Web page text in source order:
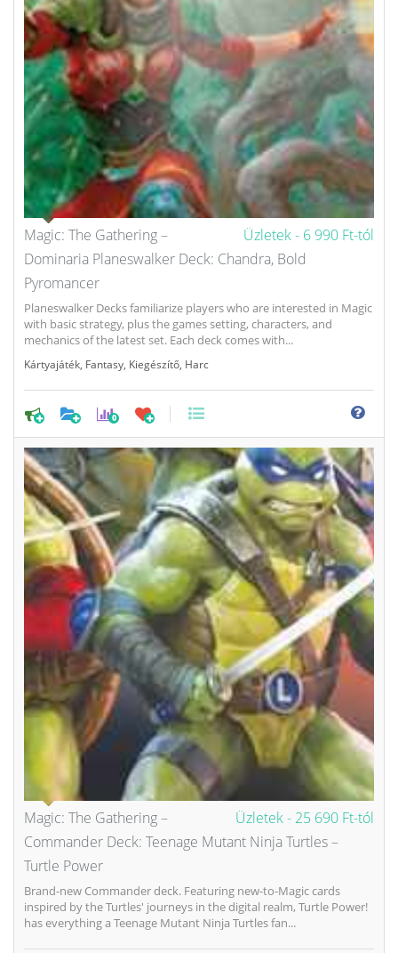
Üzletek - 6 990 Ft-tól
Magic: The Gathering –
Dominaria Planeswalker Deck: Chandra, Bold
Pyromancer
Planeswalker Decks familiarize players who are interested in Magic
with basic strategy, plus the games setting, characters, and
mechanics of the latest set. Each deck comes with...
Kártyajáték, Fantasy, Kiegészítő, Harc
0
Üzletek - 25 690 Ft-tól
Magic: The Gathering –
Commander Deck: Teenage Mutant Ninja Turtles –
Turtle Power
Brand-new Commander deck. Featuring new-to-Magic cards
inspired by the Turtles' journeys in the digital realm, Turtle Power!
has everything a Teenage Mutant Ninja Turtles fan...